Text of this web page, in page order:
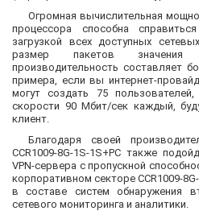
Огромная вычислительная
процессора способна
загрузкой всех доступных
размер пакетов
производительность составляет
примера, если вы интернет-
могут создать 75
скорости 90 Мбит/сек каждый,
клиент.
Благодаря своей
CCR1009-8G-1S-1S+PC также
VPN-сервера с пропускной
корпоративном секторе CCR1009-
в составе систем обнаружения
сетевого мониторинга и аналитики.